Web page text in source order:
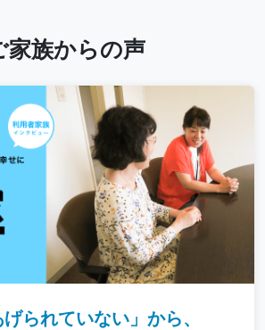
家族からの声
げられていない」から、